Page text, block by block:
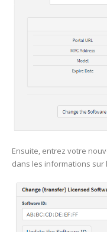
Ensuite, entrez votre
dans les informations sur